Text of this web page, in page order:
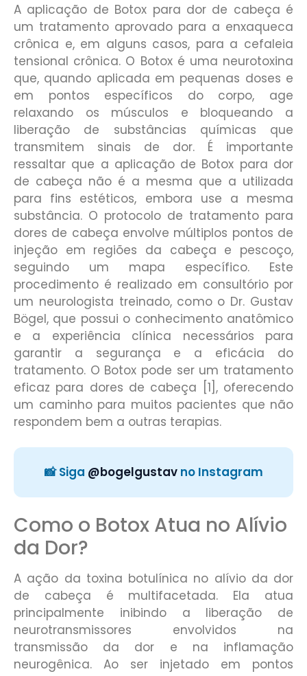
A aplicação de Botox para dor de cabeça é
um tratamento aprovado para a enxaqueca
crônica e, em alguns casos, para a cefaleia
tensional crônica. O Botox é uma neurotoxina
que, quando aplicada em pequenas doses e
em pontos específicos do corpo, age
relaxando os músculos e bloqueando a
liberação de substâncias químicas que
transmitem sinais de dor. É importante
ressaltar que a aplicação de Botox para dor
de cabeça não é a mesma que a utilizada
para fins estéticos, embora use a mesma
substância. O protocolo de tratamento para
dores de cabeça envolve múltiplos pontos de
injeção em regiões da cabeça e pescoço,
seguindo um mapa específico. Este
procedimento é realizado em consultório por
um neurologista treinado, como o Dr. Gustav
Bögel, que possui o conhecimento anatômico
e a experiência clínica necessários para
garantir a segurança e a eficácia do
tratamento. O Botox pode ser um tratamento
eficaz para dores de cabeça [1], oferecendo
um caminho para muitos pacientes que não
respondem bem a outras terapias.
📸 Siga @bogelgustavno Instagram
Como o Botox Atua no Alívio
da Dor?
A ação da toxina botulínica no alívio da dor
de cabeça é multifacetada. Ela atua
principalmente inibindo a liberação de
neurotransmissores envolvidos na
transmissão da dor e na inflamação
neurogênica. Ao ser injetado em pontos